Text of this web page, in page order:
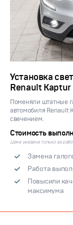
Установка
Renault Kaptur
Поменяли штатные
автомобиля Renault
свечением.
Стоимость
Цена указана только за
Замена
Работа
Повысили
максимума